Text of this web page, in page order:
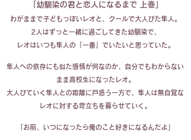
「幼馴染の君と恋人になるまで 上巻」
わがままで子どもっぽいレオと、クールで大人びた隼人。
2人はずっと一緒に過ごしてきた幼馴染で、
レオはいつも隼人の「一番」でいたいと思っていた。
隼人への依存にも似た感情が何なのか、自分でもわからない
まま高校生になったレオ。
大人びていく隼人との距離に戸惑う一方で、隼人は無自覚な
レオに対する苛立ちを募らせていく。
「お前、いつになったら俺のこと好きになるんだよ」